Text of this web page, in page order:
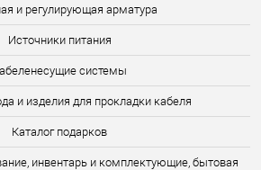
и регулирующая арматура
Источники питания
системы
и изделия для прокладки кабеля
Каталог подарков
инвентарь и комплектующие, бытовая